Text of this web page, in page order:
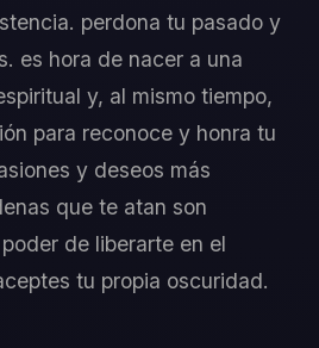
perdona tu pasado y
es hora de nacer a una
y, al mismo tiempo,
para reconoce y honra tu
y deseos más
que te atan son
de liberarte en el
tu propia oscuridad.